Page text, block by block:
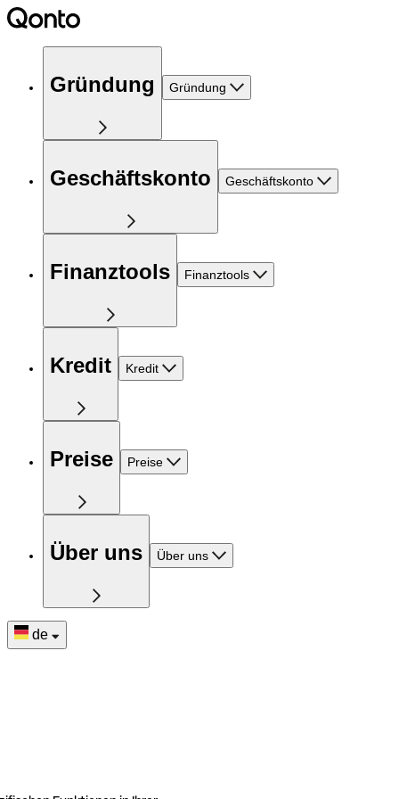
Gründung Gründung
Geschäftskonto Geschäftskonto
Finanztools Finanztools
Kredit Kredit
Preise Preise
Über uns Über uns
de